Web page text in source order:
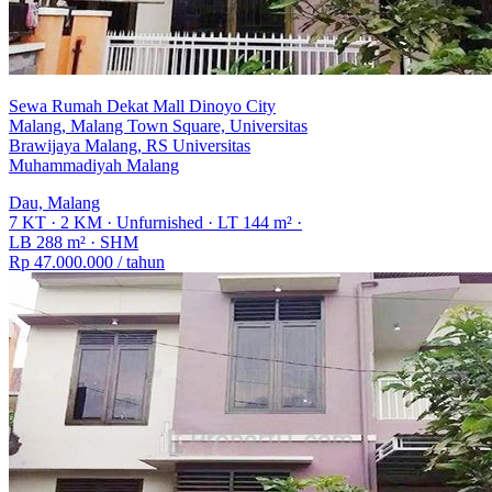
Sewa Rumah Dekat Mall Dinoyo City
Malang, Malang Town Square, Universitas
Brawijaya Malang, RS Universitas
Muhammadiyah Malang
Dau, Malang
7 KT · 2 KM · Unfurnished · LT 144 m² ·
LB 288 m² · SHM
Rp 47.000.000 / tahun